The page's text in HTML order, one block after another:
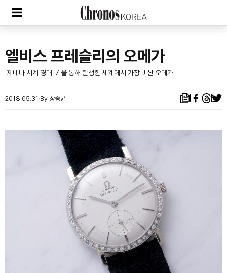
엘비스 프레슬리의 오메가
'제네바 시계 경매: 7'을 통해 탄생한 세계에서 가장 비싼 오메가
2018.05.31 By 장종균